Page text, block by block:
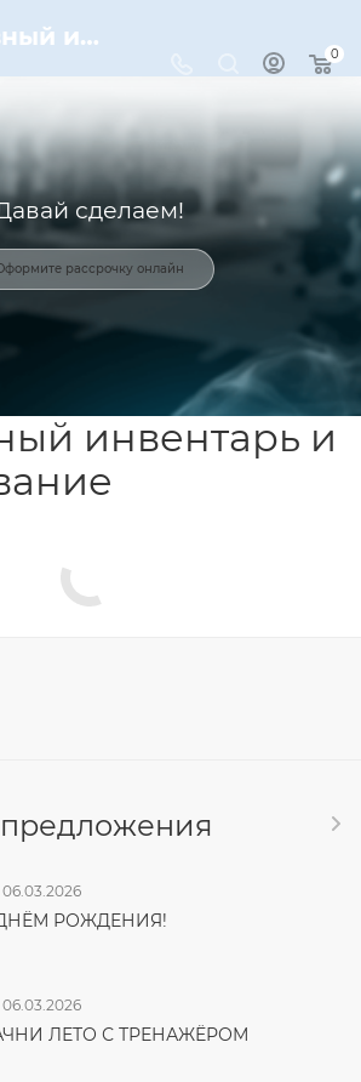
Спортивный инвентарь и оборудование для спорта в Москве | Dynamic-Sport
0
сделаем!
рассрочку онлайн
инвентарь и
06.03.2026
РОЖДЕНИЯ!
06.03.2026
ЛЕТО С ТРЕНАЖЁРОМ